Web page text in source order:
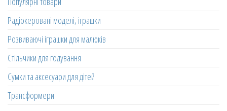
Радіокеровані моделі, іграшки
Розвиваючі іграшки для малюків
Стільчики для годування
Сумки та аксесуари для дітей
Трансформери